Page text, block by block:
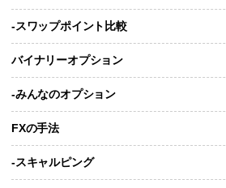
-スワップポイント比較
バイナリーオプション
-みんなのオプション
FXの手法
-スキャルピング